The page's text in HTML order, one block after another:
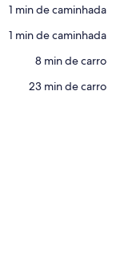
‪1 min de caminhada‬
‪1 min de caminhada‬
‪8 min de carro‬
‪23 min de carro‬